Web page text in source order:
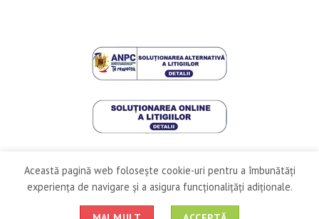
Plată și livrare|Termeni și condiții|GDPR|
Această pagină web folosește cookie-uri pentru a îmbunătăți
experiența de navigare și a asigura funcționalițăți adiționale.